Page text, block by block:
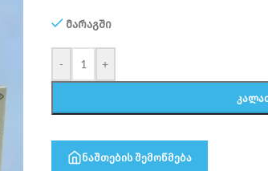
მარაგში
- +
ნაშთების შემოწმება